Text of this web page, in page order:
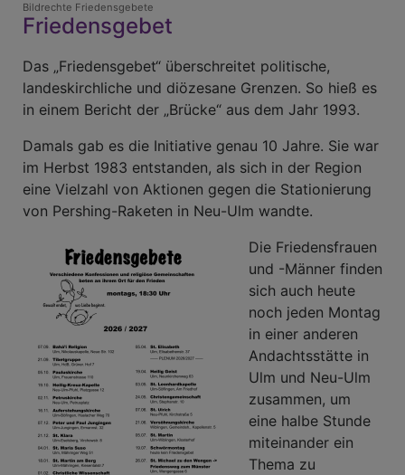
Bildrechte Friedensgebete
Friedensgebet
Das „Friedensgebet“ überschreitet politische,
landeskirchliche und diözesane Grenzen. So hieß es
in einem Bericht der „Brücke“ aus dem Jahr 1993.
Damals gab es die Initiative genau 10 Jahre. Sie war
im Herbst 1983 entstanden, als sich in der Region
eine Vielzahl von Aktionen gegen die Stationierung
von Pershing-Raketen in Neu-Ulm wandte.
Die Friedensfrauen
und -Männer finden
sich auch heute
noch jeden Montag
in einer anderen
Andachtsstätte in
Ulm und Neu-Ulm
zusammen, um
eine halbe Stunde
miteinander ein
Thema zu